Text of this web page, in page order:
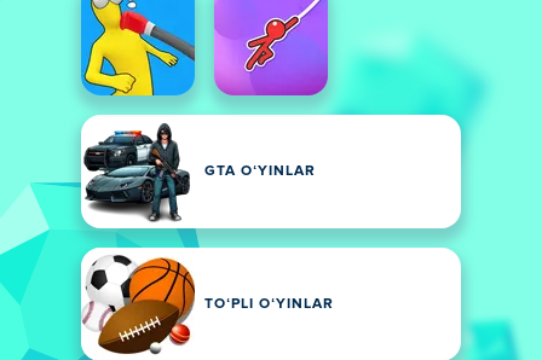
GTA OʻYINLAR
TOʻPLI OʻYINLAR